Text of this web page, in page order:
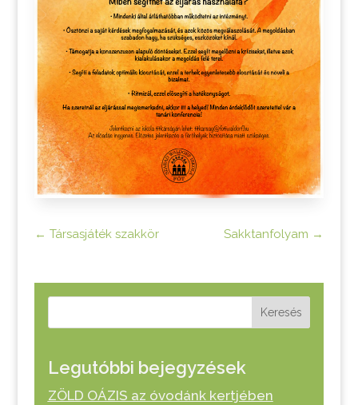
← Társasjáték szakkör Sakktanfolyam →
Keresés
Legutóbbi bejegyzések
ZÖLD OÁZIS az óvodánk kertjében